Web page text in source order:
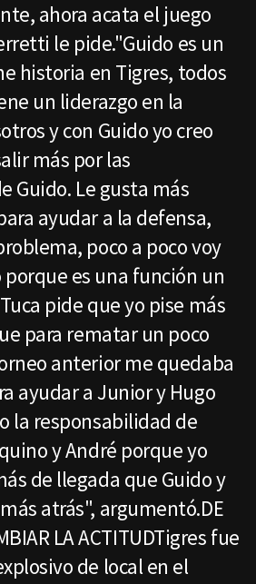
ahora acata el juego
le pide."Guido es un
historia en Tigres, todos
un liderazgo en la
y con Guido yo creo
más por las
Guido. Le gusta más
ayudar a la defensa,
poco a poco voy
es una función un
pide que yo pise más
para rematar un poco
anterior me quedaba
ayudar a Junior y Hugo
la responsabilidad de
y André porque yo
de llegada que Guido y
atrás", argumentó.DE
LA ACTITUDTigres fue
de local en el